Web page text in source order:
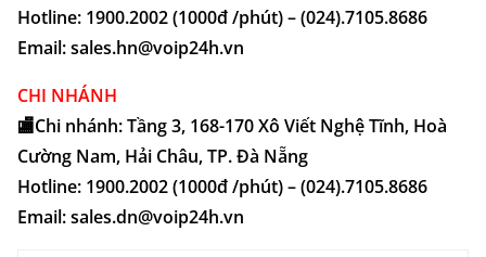
Hotline: 1900.2002 (1000đ /phút) – (024).7105.8686
Email: sales.hn@voip24h.vn
CHI NHÁNH
🏬Chi nhánh: Tầng 3, 168-170 Xô Viết Nghệ Tĩnh, Hoà
Cường Nam, Hải Châu, TP. Đà Nẵng
Hotline: 1900.2002 (1000đ /phút) – (024).7105.8686
Email: sales.dn@voip24h.vn